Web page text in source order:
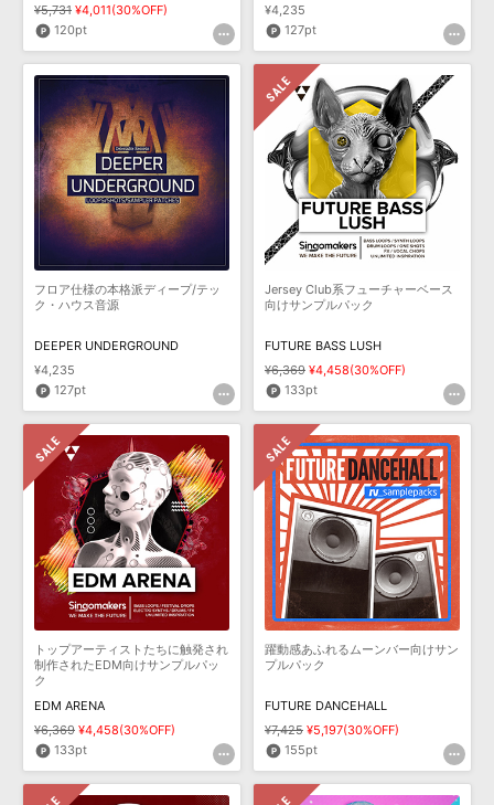
¥5,731 ¥4,011(30%OFF)
120pt
¥4,235
127pt
フロア仕様の本格派ディープ/テッ
ク・ハウス音源
DEEPER UNDERGROUND
¥4,235
127pt
Jersey Club系フューチャーベース
向けサンプルパック
FUTURE BASS LUSH
¥6,369 ¥4,458(30%OFF)
133pt
トップアーティストたちに触発され
制作されたEDM向けサンプルパッ
ク
EDM ARENA
¥6,369 ¥4,458(30%OFF)
133pt
躍動感あふれるムーンバー向けサン
プルパック
FUTURE DANCEHALL
¥7,425 ¥5,197(30%OFF)
155pt